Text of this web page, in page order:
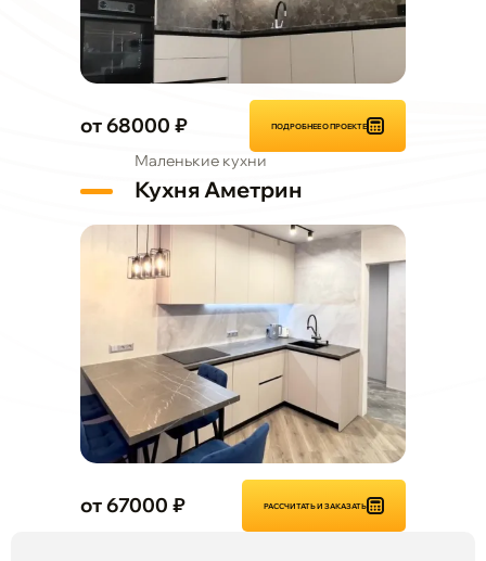
от 68000 ₽ ПОДРОБНЕЕ О ПРОЕКТЕ
Маленькие кухни
Кухня Аметрин
от 67000 ₽ РАССЧИТАТЬ И ЗАКАЗАТЬ